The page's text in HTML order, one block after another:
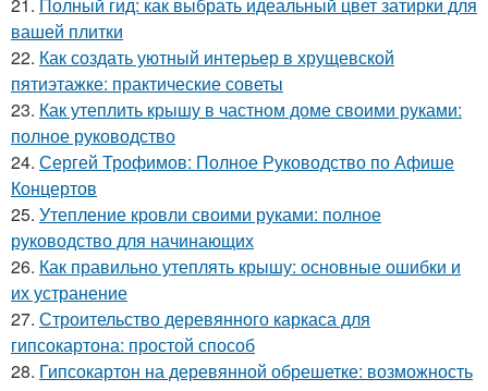
вашей плитки
22. Как создать уютный интерьер в хрущевской
пятиэтажке: практические советы
23. Как утеплить крышу в частном доме своими руками:
полное руководство
24. Сергей Трофимов: Полное Руководство по Афише
Концертов
25. Утепление кровли своими руками: полное
руководство для начинающих
26. Как правильно утеплять крышу: основные ошибки и
их устранение
27. Строительство деревянного каркаса для
гипсокартона: простой способ
28. Гипсокартон на деревянной обрешетке: возможность